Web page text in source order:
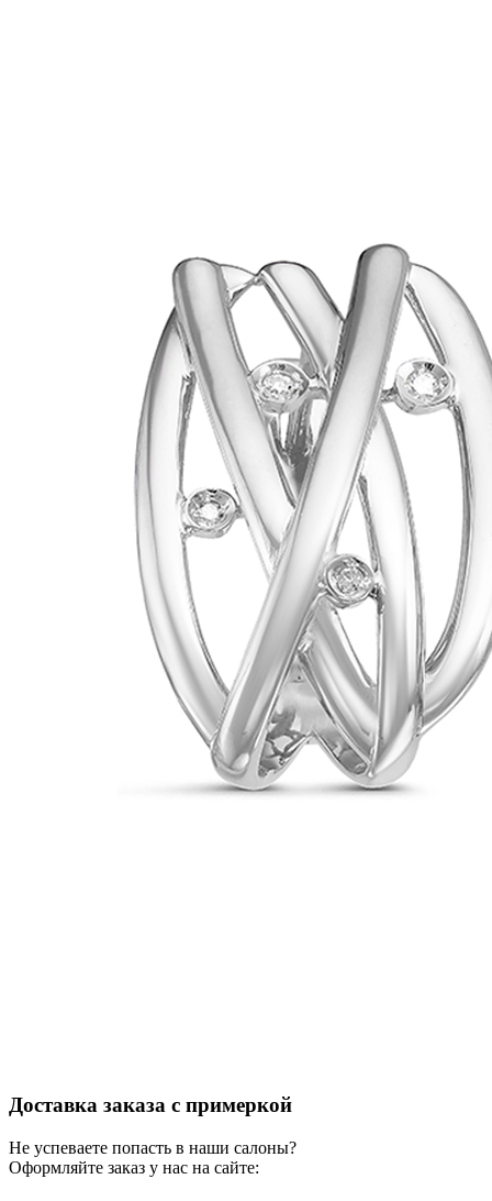
Доставка заказа с примеркой
Не успеваете попасть в наши салоны?
Оформляйте заказ у нас на сайте: